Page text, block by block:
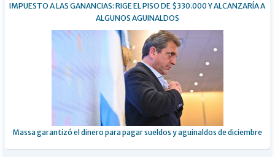
IMPUESTO A LAS GANANCIAS: RIGE EL PISO DE $330.000 Y ALCANZARÍA A
ALGUNOS AGUINALDOS
Massa garantizó el dinero para pagar sueldos y aguinaldos de diciembre